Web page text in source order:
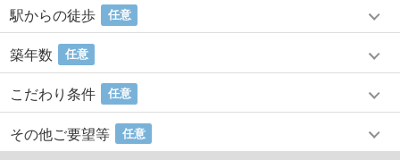
駅からの徒歩 任意
築年数 任意
こだわり条件 任意
その他ご要望等 任意